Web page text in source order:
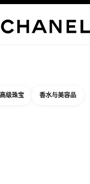
级珠宝 香水与美容品